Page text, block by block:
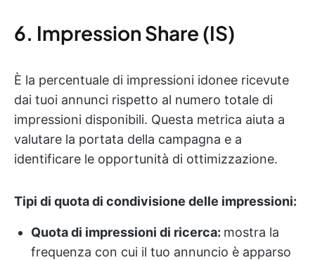
6. Impression Share (IS)
È la percentuale di impressioni idonee ricevute
dai tuoi annunci rispetto al numero totale di
impressioni disponibili. Questa metrica aiuta a
valutare la portata della campagna e a
identificare le opportunità di ottimizzazione.
Tipi di quota di condivisione delle impressioni:
Quota di impressioni di ricerca: mostra la
frequenza con cui il tuo annuncio è apparso